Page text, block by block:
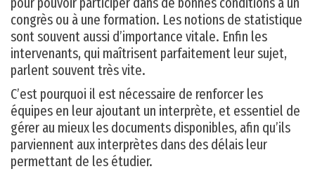
congrès ou à une formation. Les notions de statistique
sont souvent aussi d’importance vitale. Enfin les
intervenants, qui maîtrisent parfaitement leur sujet,
parlent souvent très vite.
C’est pourquoi il est nécessaire de renforcer les
équipes en leur ajoutant un interprète, et essentiel de
gérer au mieux les documents disponibles, afin qu’ils
parviennent aux interprètes dans des délais leur
permettant de les étudier.